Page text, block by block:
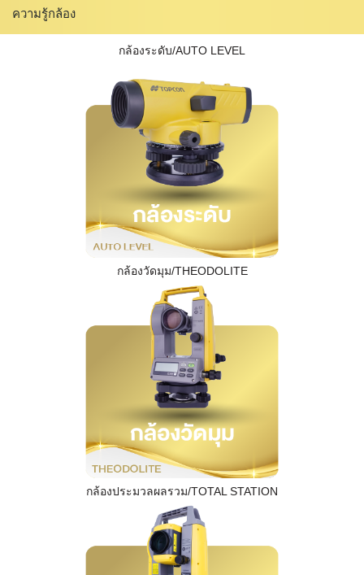
ความรู้กล้อง
กล้องระดับ/AUTO LEVEL
กล้องวัดมุม/THEODOLITE
กล้องประมวลผลรวม/TOTAL STATION